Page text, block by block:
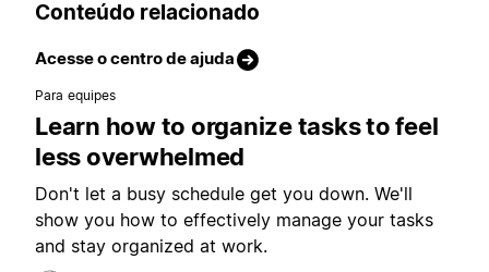
Conteúdo relacionado
Acesse o centro de ajuda
Para equipes
Learn how to organize tasks to feel
less overwhelmed
Don't let a busy schedule get you down. We'll
show you how to effectively manage your tasks
and stay organized at work.